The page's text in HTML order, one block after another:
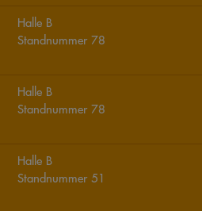
Halle B
Standnummer 78
Halle B
Standnummer 78
Halle B
Standnummer 51